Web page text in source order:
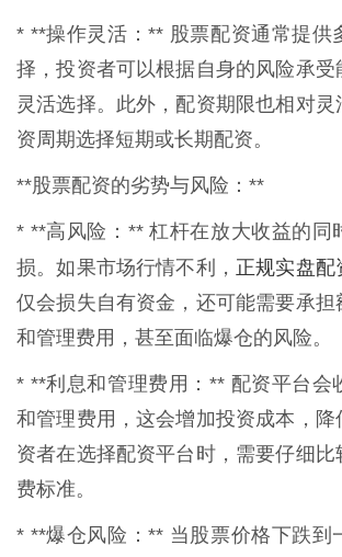
* **操作灵活：** 股票配资通常提供
择，投资者可以根据自身的风险承受
灵活选择。此外，配资期限也相对灵
资周期选择短期或长期配资。
**股票配资的劣势与风险：**
* **高风险：** 杠杆在放大收益的同
损。如果市场行情不利， 正规实盘配
仅会损失自有资金，还可能需要承担
和管理费用，甚至面临爆仓的风险。
* **利息和管理费用：** 配资平台会
和管理费用，这会增加投资成本，降
资者在选择配资平台时，需要仔细比
费标准。
* **爆仓风险：** 当股票价格下跌到